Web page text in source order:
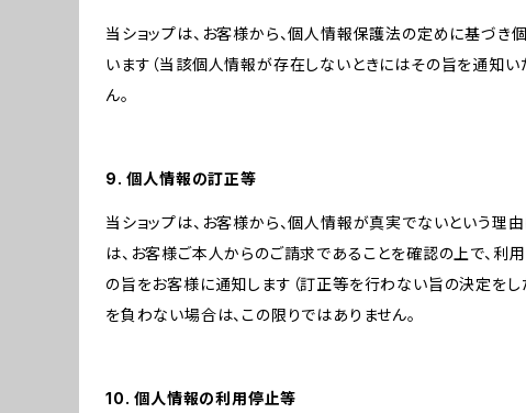
当ショップは、お客様から、個人情報保護法の定めに基づ
います（当該個人情報が存在しないときにはその旨を通知い
ん。
9. 個人情報の訂正等
当ショップは、お客様から、個人情報が真実でないという理
は、お客様ご本人からのご請求であることを確認の上で、
の旨をお客様に通知します（訂正等を行わない旨の決定をし
を負わない場合は、この限りではありません。
10. 個人情報の利用停止等